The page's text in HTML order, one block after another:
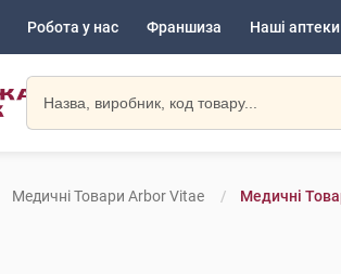
Робота у нас Франшиза Наші аптеки
Медичні Товари Arbor Vitae Медичні